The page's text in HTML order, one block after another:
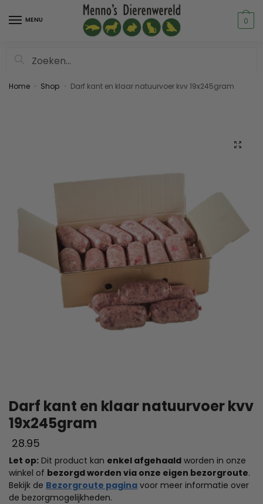
MENU 0
Home Shop Darf kant en klaar natuurvoer kvv 19x245gram
Darf kant en klaar natuurvoer kvv
19x245gram
28.95
Let op: Dit product kan enkel afgehaald worden in onze
winkel of bezorgd worden via onze eigen bezorgroute.
Bekijk de Bezorgroute pagina voor meer informatie over
de bezorgmogelijkheden.